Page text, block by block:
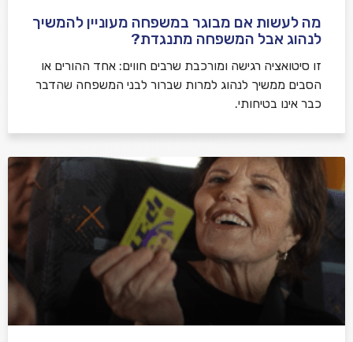
מה לעשות אם מבוגר במשפחה מעוניין להמשיך
לנהוג אבל המשפחה מתנגדת?
זו סיטואציה רגישה ומורכבת שרבים חווים: אחד ההורים או
הסבים ממשיך לנהוג למרות שברור לבני המשפחה שהדבר
כבר אינו בטיחותי.